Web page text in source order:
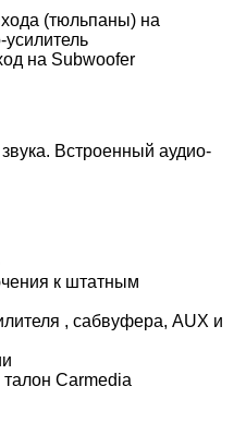
(тюльпаны) на
на Subwoofer
Встроенный аудио-
к штатным
, сабвуфера, AUX и
Carmedia